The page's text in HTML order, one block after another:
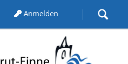
Anmelden